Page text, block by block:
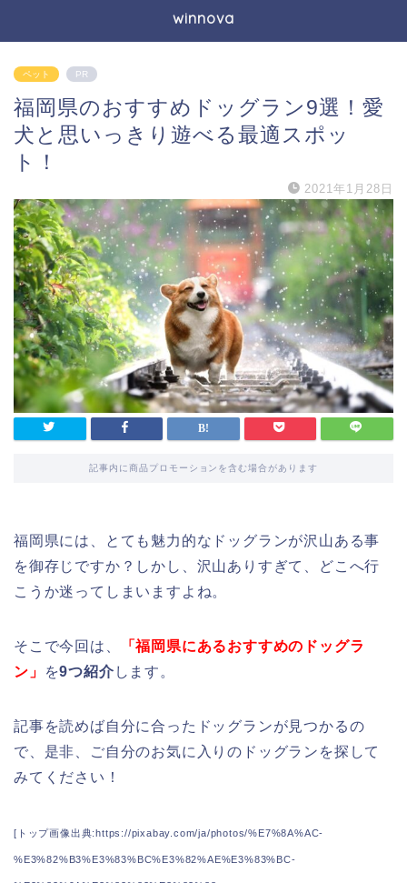
winnova
ペット PR
福岡県のおすすめドッグラン9選！愛
犬と思いっきり遊べる最適スポッ
ト！
2021年1月28日
記事内に商品プロモーションを含む場合があります
福岡県には、とても魅力的なドッグランが沢山ある事
を御存じですか？しかし、沢山ありすぎて、どこへ行
こうか迷ってしまいますよね。
そこで今回は、
「福岡県にあるおすすめのドッグラ
ン」
を9つ紹介 します。
記事を読めば自分に合ったドッグランが見つかるの
で、是非、ご自分のお気に入りのドッグランを探して
みてください！
[トップ画像出典:https://pixabay.com/ja/photos/%E7%8A%AC-
%E3%82%B3%E3%83%BC%E3%82%AE%E3%83%BC-